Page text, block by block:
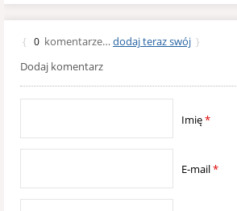
{ 0 komentarze… dodaj teraz swój }
Dodaj komentarz
Imię*
E-mail*